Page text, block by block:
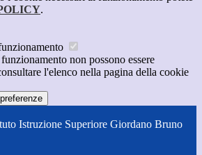
.
non possono essere
l'elenco nella pagina della cookie
Istruzione Superiore Giordano Bruno